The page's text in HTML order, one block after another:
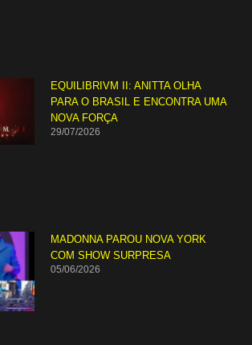
EQUILIBRIVM II: ANITTA OLHA
PARA O BRASIL E ENCONTRA UMA
NOVA FORÇA
29/07/2026
MADONNA PAROU NOVA YORK
COM SHOW SURPRESA
05/06/2026